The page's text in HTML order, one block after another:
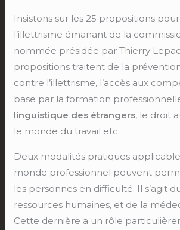
Insistons sur les 25 propositions
l’illettrisme émanant de la
nommée présidée par Thierry
propositions traitent de la
contre l’illettrisme, l’accès aux
base par la formation
linguistique des étrangers, le droit
le monde du travail etc.
Deux modalités pratiques
monde professionnel peuvent
les personnes en difficulté. Il s’agit
ressources humaines, et de la
Cette dernière a un rôle